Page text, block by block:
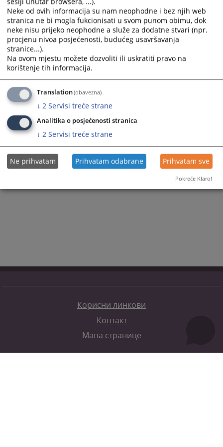
Приказана вијест је на: Српски језик
Вијест доступна још на: Bosanski jezik
Корисни линкови
Контакт
Мапа странице
Neke od ovih informacija su nam neophodne i bez njih web
stranica ne bi mogla fukcionisati u svom punom obimu, dok
neke nisu prijeko neophodne a služe za dodatne stvari (npr.
procjenu nivoa posjećenosti, budućeg usavršavanja
stranice...).
Na ovom mjestu možete dozvoliti ili uskratiti pravo na
korištenje tih informacija.
Translation(obavezna)
↓ 2 Servisi treće strane
Analitika o posjećenosti stranica
↓ 2 Servisi treće strane
Ne prihvatam Prihvatam odabrane Prihvatam sve
Pokreće Klaro!